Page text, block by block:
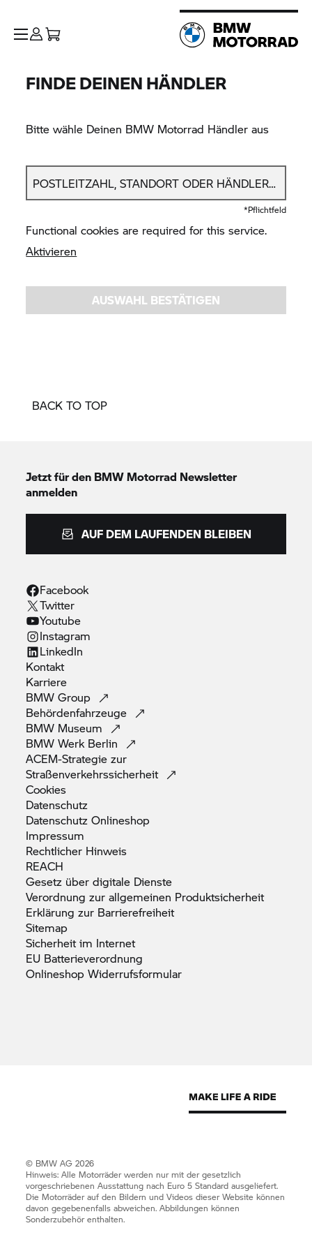
FINDE DEINEN HÄNDLER
Bitte wähle Deinen BMW Motorrad Händler aus
POSTLEITZAHL, STANDORT ODER HÄNDLERNAME*
*Pflichtfeld
Functional cookies are required for this service.
Aktivieren
AUSWAHL BESTÄTIGEN
BACK TO TOP
Jetzt für den BMW Motorrad Newsletter
anmelden
AUF DEM LAUFENDEN BLEIBEN
Facebook
Twitter
Youtube
Instagram
LinkedIn
Kontakt
Karriere
BMWGroup
Behördenfahrzeuge
BMW Museum
BMW Werk Berlin
ACEM-Strategie zur
Straßenverkehrssicherheit
Cookies
Datenschutz
DatenschutzOnlineshop
Impressum
Rechtlicher Hinweis
REACH
Gesetz über digitale Dienste
Verordnung zur allgemeinen Produktsicherheit
Erklärung zur Barrierefreiheit
Sitemap
Sicherheit im Internet
EU Batterieverordnung
OnlineshopWiderrufsformular
© BMW AG 2026
Hinweis: Alle Motorräder werden nur mit der gesetzlich
vorgeschriebenen Ausstattung nach Euro 5 Standard ausgeliefert.
Die Motorräder auf den Bildern und Videos dieser Website können
davon gegebenenfalls abweichen. Abbildungen können
Sonderzubehör enthalten.